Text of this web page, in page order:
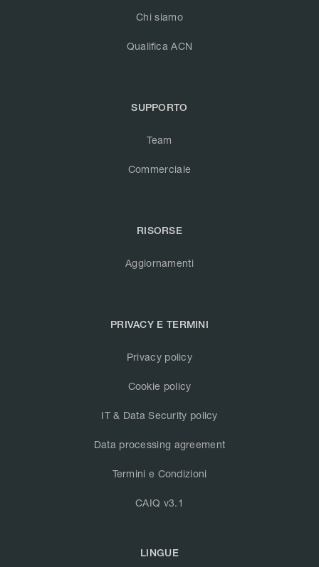
Chi siamo
Qualifica ACN
SUPPORTO
Team
Commerciale
RISORSE
Aggiornamenti
PRIVACY E TERMINI
Privacy policy
Cookie policy
IT & Data Security policy
Data processing agreement
Termini e Condizioni
CAIQ v3.1
LINGUE